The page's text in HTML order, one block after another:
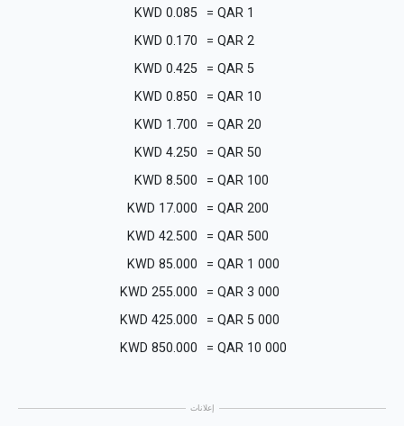
1
QAR
=
0.085
KWD
2
QAR
=
0.170
KWD
5
QAR
=
0.425
KWD
10
QAR
=
0.850
KWD
20
QAR
=
1.700
KWD
50
QAR
=
4.250
KWD
100
QAR
=
8.500
KWD
200
QAR
=
17.000
KWD
500
QAR
=
42.500
KWD
1 000
QAR
=
85.000
KWD
3 000
QAR
=
255.000
KWD
5 000
QAR
=
425.000
KWD
10 000
QAR
=
850.000
KWD
إعلانات